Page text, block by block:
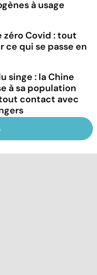
à usage
zéro Covid : tout
ce qui se passe en
singe : la Chine
à sa population
contact avec